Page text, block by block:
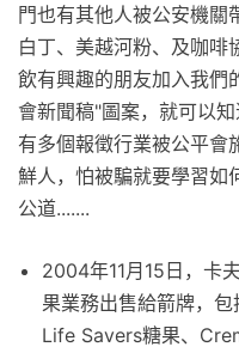
門也有其他人被公安機關
白丁、美越河粉、及咖啡
飲有興趣的朋友加入我們
會新聞稿"圖案，就可以
有多個報徵行業被公平會
鮮人，怕被騙就要學習如
公道.......
2004年11月15日，卡
果業務出售給箭牌，
Life Savers糖果、